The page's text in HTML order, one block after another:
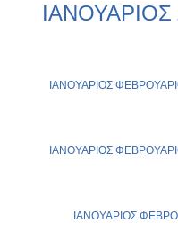
ΙΑΝΟΥΑΡΙΟΣ
ΙΑΝΟΥΑΡΙΟΣ
ΙΑΝΟΥΑΡΙΟΣ
ΙΑΝΟΥΑΡΙΟΣ